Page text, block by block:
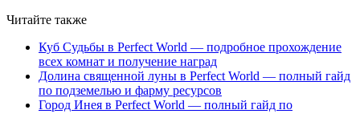
Читайте также
Куб Судьбы в Perfect World — подробное прохождение
всех комнат и получение наград
Долина священной луны в Perfect World — полный гайд
по подземелью и фарму ресурсов
Город Инея в Perfect World — полный гайд по